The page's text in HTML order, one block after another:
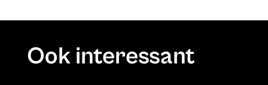
Ook interessant